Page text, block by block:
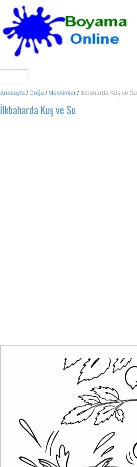
Anasayfa / Doğa / Mevsimler / İlkbaharda Kuş ve Su
İlkbaharda Kuş ve Su